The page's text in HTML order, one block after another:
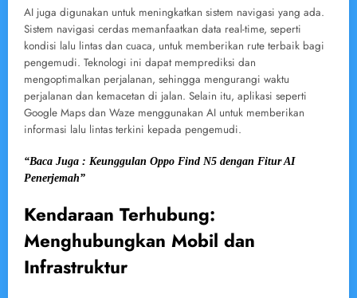
AI juga digunakan untuk meningkatkan sistem navigasi yang ada.
Sistem navigasi cerdas memanfaatkan data real-time, seperti
kondisi lalu lintas dan cuaca, untuk memberikan rute terbaik bagi
pengemudi. Teknologi ini dapat memprediksi dan
mengoptimalkan perjalanan, sehingga mengurangi waktu
perjalanan dan kemacetan di jalan. Selain itu, aplikasi seperti
Google Maps dan Waze menggunakan AI untuk memberikan
informasi lalu lintas terkini kepada pengemudi.
“Baca Juga : Keunggulan Oppo Find N5 dengan Fitur AI
Penerjemah”
Kendaraan Terhubung:
Menghubungkan Mobil dan
Infrastruktur